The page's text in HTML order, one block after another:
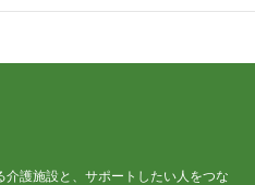
護施設と、サポートしたい人をつな